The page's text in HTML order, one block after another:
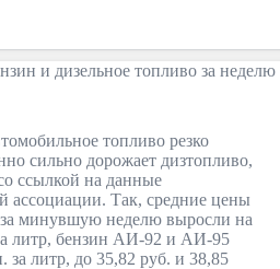
топливо резко
сильно дорожает дизтопливо,
ссылкой на данные
ассоциации. Так, средние цены
за минувшую неделю выросли на
литр, бензин АИ-92 и АИ-95
за литр, до 35,82 руб. и 38,85